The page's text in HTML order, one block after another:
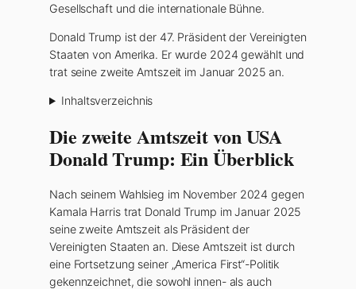
Gesellschaft und die internationale Bühne.
Donald Trump ist der 47. Präsident der Vereinigten
Staaten von Amerika. Er wurde 2024 gewählt und
trat seine zweite Amtszeit im Januar 2025 an.
Inhaltsverzeichnis
Die zweite Amtszeit von USA
Donald Trump: Ein Überblick
Nach seinem Wahlsieg im November 2024 gegen
Kamala Harris trat Donald Trump im Januar 2025
seine zweite Amtszeit als Präsident der
Vereinigten Staaten an. Diese Amtszeit ist durch
eine Fortsetzung seiner „America First“-Politik
gekennzeichnet, die sowohl innen- als auch